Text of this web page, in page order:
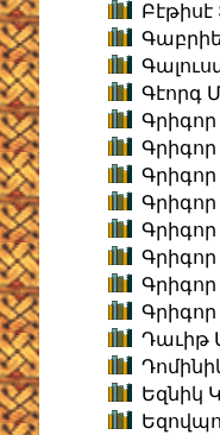
Բէթիսէ
Գէորգ
Գրիգոր
Գրիգոր
Դաւիթ
Եզնիկ